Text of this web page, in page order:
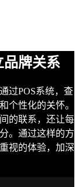
品牌关系
过POS系统，查
个性化的关怀。
的联系，还让每
。通过这样的方
视的体验，加深